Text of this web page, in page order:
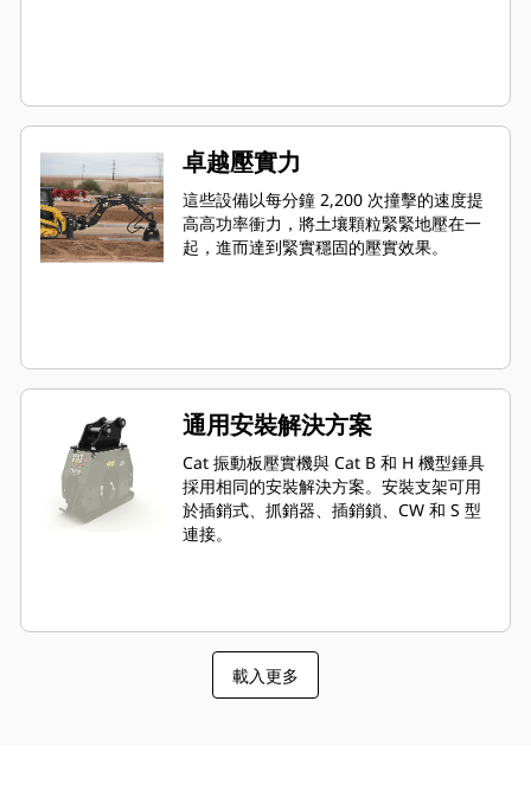
卓越壓實力
這些設備以每分鐘 2,200 次撞擊的速度提
高高功率衝力，將土壤顆粒緊緊地壓在一
起，進而達到緊實穩固的壓實效果。
通用安裝解決方案
Cat 振動板壓實機與 Cat B 和 H 機型錘具
採用相同的安裝解決方案。安裝支架可用
於插銷式、抓銷器、插銷鎖、CW 和 S 型
連接。
載入更多